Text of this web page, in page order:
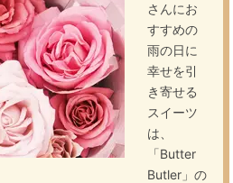
さんにお
すすめの
雨の日に
幸せを引
き寄せる
スイーツ
は、
「Butter
Butler」の